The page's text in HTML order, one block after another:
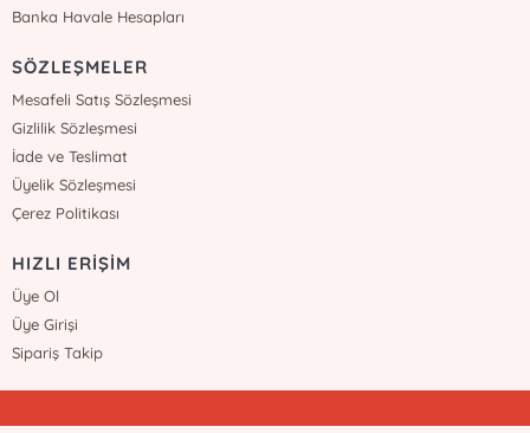
Banka Havale Hesapları
SÖZLEŞMELER
Mesafeli Satış Sözleşmesi
Gizlilik Sözleşmesi
İade ve Teslimat
Üyelik Sözleşmesi
Çerez Politikası
HIZLI ERİŞİM
Üye Ol
Üye Girişi
Sipariş Takip